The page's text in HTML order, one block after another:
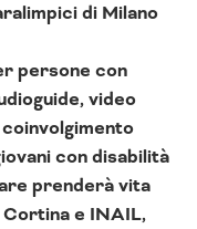
di Milano
persone con
video
con disabilità
prenderà vita
Cortina e INAIL,